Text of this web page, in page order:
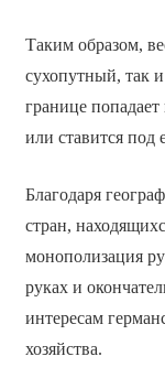
Таким образом,
сухопутный, так
границе
или ставится под
Благодаря
стран,
монополизация
руках и
интересам
хозяйства.